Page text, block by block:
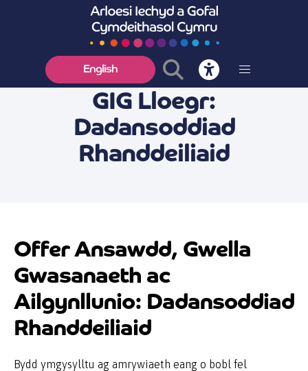
English
GIG Lloegr:
Dadansoddiad
Rhanddeiliaid
Offer Ansawdd, Gwella
Gwasanaeth ac
Ailgynllunio: Dadansoddiad
Rhanddeiliaid
Bydd ymgysylltu ag amrywiaeth eang o bobl fel